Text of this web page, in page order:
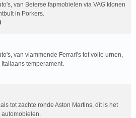
van Beierse fapmobielen via VAG klonen
in Porkers.
van vlammende Ferrari's tot volle urnen,
temperament.
tot zachte ronde Aston Martins, dit is het
automobielen.